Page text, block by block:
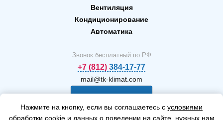
Вентиляция
Кондиционирование
Автоматика
Звонок бесплатный по РФ
+7 (812) 384-17-77
mail@tk-klimat.com
звонок
Нажмите на кнопку, если вы соглашаетесь с условиями
обработки cookie и данных о поведении на сайте, нужных нам